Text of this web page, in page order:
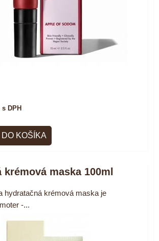
s DPH
KOŠÍKA
krémová maska 100ml
hydratačná krémová maska je
-...